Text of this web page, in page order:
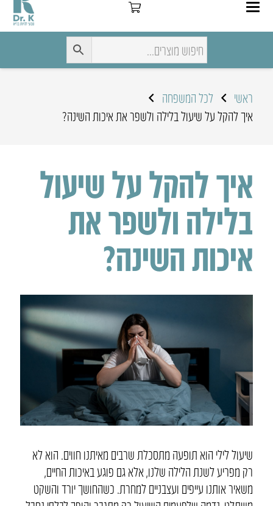
ראשי
לכל המשפחה
איך להקל על שיעול בלילה ולשפר את איכות השינה?
איך להקל על שיעול
בלילה ולשפר את
איכות השינה?
שיעול לילי הוא תופעה מתסכלת שרבים מאיתנו חווים. הוא לא
רק מפריע לשנת הלילה שלנו, אלא גם פוגע באיכות החיים,
משאיר אותנו עייפים ועצבניים למחרת. כשהחושך יורד והשקט